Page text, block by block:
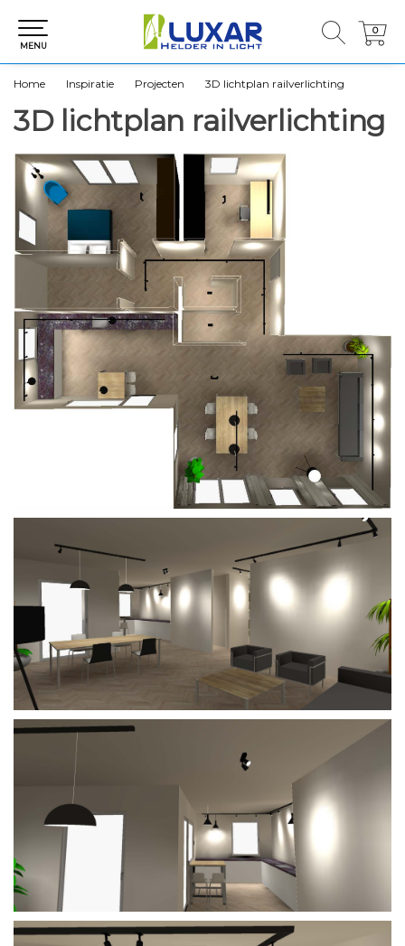
0
0
MENU
Home Inspiratie Projecten 3D lichtplan railverlichting
3D lichtplan railverlichting